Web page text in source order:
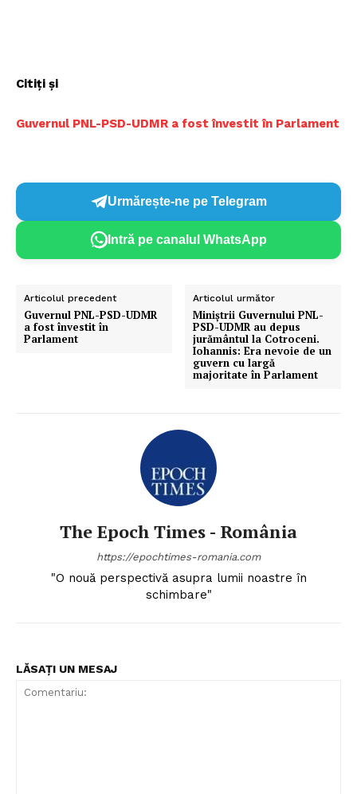
Citiți și
Guvernul PNL-PSD-UDMR a fost învestit în Parlament
Urmărește-ne pe Telegram
Intră pe canalul WhatsApp
Articolul precedent
Guvernul PNL-PSD-UDMR
a fost învestit în
Parlament
Articolul următor
Miniștrii Guvernului PNL-
PSD-UDMR au depus
jurământul la Cotroceni.
Iohannis: Era nevoie de un
guvern cu largă
majoritate în Parlament
The Epoch Times - România
https://epochtimes-romania.com
"O nouă perspectivă asupra lumii noastre în
schimbare"
LĂSAȚI UN MESAJ